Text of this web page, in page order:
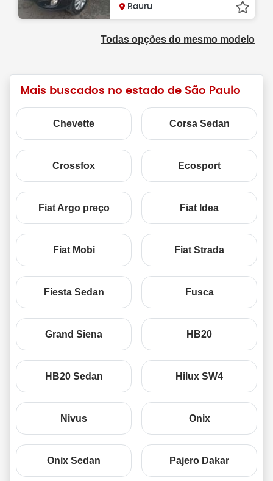
Bauru
Todas opções do mesmo modelo
Mais buscados no estado de São Paulo
Chevette Corsa Sedan
Crossfox Ecosport
Fiat Argo preço Fiat Idea
Fiat Mobi Fiat Strada
Fiesta Sedan Fusca
Grand Siena HB20
HB20 Sedan Hilux SW4
Nivus Onix
Onix Sedan Pajero Dakar